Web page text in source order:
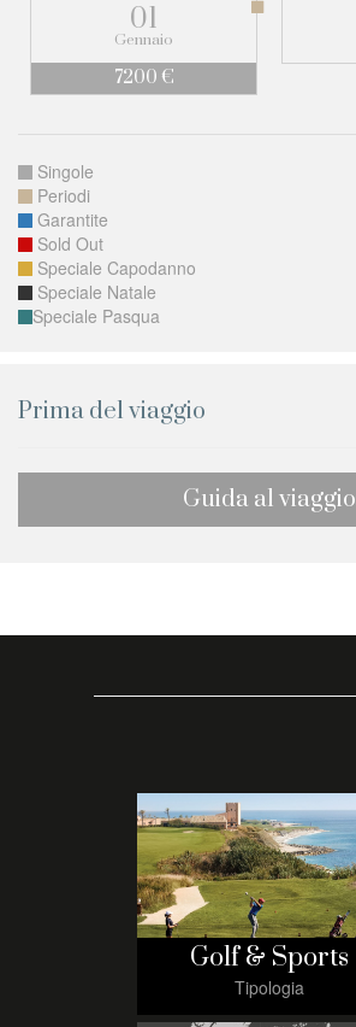
01
Gennaio
7200 €
Singole
Periodi
Garantite
Sold Out
Speciale Capodanno
Speciale Natale
Speciale Pasqua
Prima del viaggio
Guida al viaggio
Golf & Sports
Tipologia